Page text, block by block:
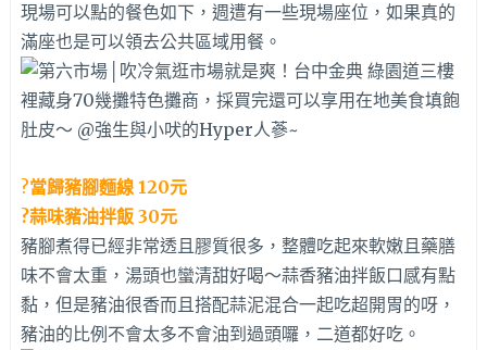
現場可以點的餐色如下，週遭有一些現場座位，如果真的
滿座也是可以領去公共區域用餐。
?當歸豬腳麵線 120元
?蒜味豬油拌飯 30元
豬腳煮得已經非常透且膠質很多，整體吃起來軟嫩且藥膳
味不會太重，湯頭也蠻清甜好喝～蒜香豬油拌飯口感有點
黏，但是豬油很香而且搭配蒜泥混合一起吃超開胃的呀，
豬油的比例不會太多不會油到過頭囉，二道都好吃。